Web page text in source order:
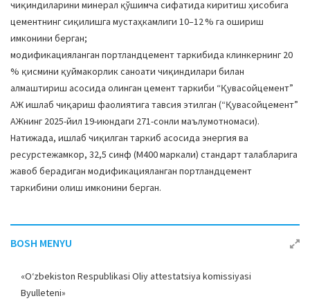
чиқиндиларини минерал қўшимча сифатида киритиш ҳисобига
цементнинг сиқилишга мустаҳкамлиги 10–12 % га ошириш
имконини берган;
модификацияланган портландцемент таркибида клинкернинг 20
% қисмини қуймакорлик саноати чиқиндилари билан
алмаштириш асосида олинган цемент таркиби “Қувасойцемент”
АЖ ишлаб чиқариш фаолиятига тавсия этилган (“Қувасойцемент”
АЖнинг 2025-йил 19-июндаги 271-сонли маълумотномаси).
Натижада, ишлаб чиқилган таркиб асосида энергия ва
ресурстежамкор, 32,5 синф (М400 маркали) стандарт талабларига
жавоб берадиган модификацияланган портландцемент
таркибини олиш имконини берган.
BOSH MENYU
«O‘zbekiston Respublikasi Oliy attestatsiya komissiyasi
Byulleteni»